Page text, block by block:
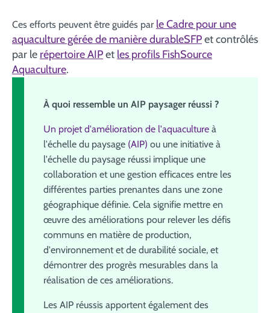
Ces efforts peuvent être guidés par le Cadre pour une
aquaculture gérée de manière durableSFPet contrôlés
par le répertoire AIPet les profils FishSource
Aquaculture.
À quoi ressemble un AIP paysager réussi ?
Un projet d'amélioration de l'aquaculture à
l'échelle du paysage (AIP) ou une initiative à
l'échelle du paysage réussi implique une
collaboration et une gestion efficaces entre les
différentes parties prenantes dans une zone
géographique définie. Cela signifie mettre en
œuvre des améliorations pour relever les défis
communs en matière de production,
d'environnement et de durabilité sociale, et
démontrer des progrès mesurables dans la
réalisation de ces améliorations.
Les AIP réussis apportent également des